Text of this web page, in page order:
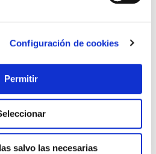
Configuración de cookies
Permitir
salvo las necesarias